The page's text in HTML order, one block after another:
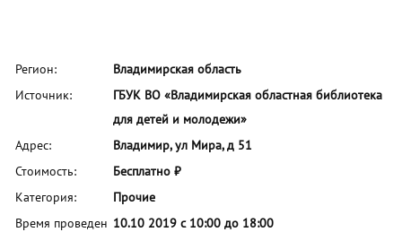
Регион:
Владимирская область
Источник:
ГБУК ВО «Владимирская областная библиотека
для детей и молодежи»
Адрес:
Владимир, ул Мира, д 51
Стоимость:
Бесплатно ₽
Категория:
Прочие
Время проведен 10.10 2019 с 10:00 до 18:00